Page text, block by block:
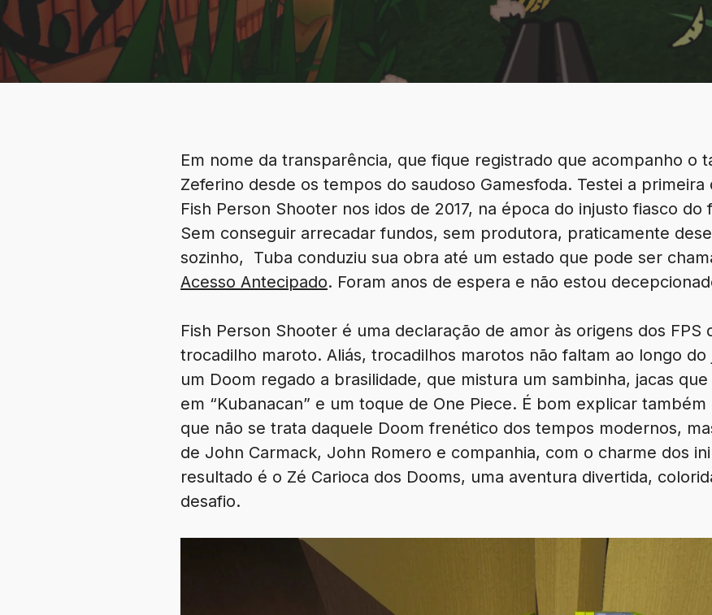
Em nome da transparência, que fique registrado que acompanho o
Zeferino desde os tempos do saudoso Gamesfoda. Testei a
Fish Person Shooter nos idos de 2017, na época do injusto fiasco
Sem conseguir arrecadar fundos, sem produtora, praticamente
sozinho, Tuba conduziu sua obra até um estado que pode ser
Acesso Antecipado. Foram anos de espera e não estou
Fish Person Shooter é uma declaração de amor às origens dos FPS
trocadilho maroto. Aliás, trocadilhos marotos não faltam ao longo
um Doom regado a brasilidade, que mistura um sambinha, jacas
em “Kubanacan” e um toque de One Piece. É bom explicar
que não se trata daquele Doom frenético dos tempos modernos,
de John Carmack, John Romero e companhia, com o charme dos
resultado é o Zé Carioca dos Dooms, uma aventura divertida,
desafio.